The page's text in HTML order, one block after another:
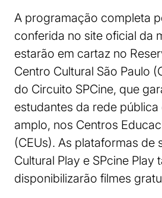
A programação completa
conferida no site oficial da
estarão em cartaz no
Centro Cultural São Paulo
do Circuito SPCine, que
estudantes da rede pública
amplo, nos Centros
(CEUs). As plataformas de
Cultural Play e SPcine Play
disponibilizarão filmes